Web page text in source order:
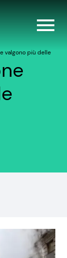
valgono più delle